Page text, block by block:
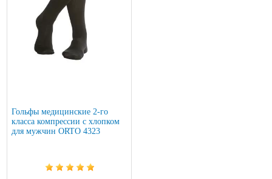
Гольфы медицинские 2-го
класса компрессии с хлопком
для мужчин ORTO 4323